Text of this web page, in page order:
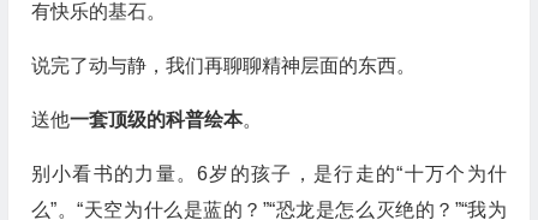
有快乐的基石。
说完了动与静，我们再聊聊精神层面的东西。
送他一套顶级的科普绘本。
别小看书的力量。6岁的孩子，是行走的“十万个为什
么”。“天空为什么是蓝的？”“恐龙是怎么灭绝的？”“我为